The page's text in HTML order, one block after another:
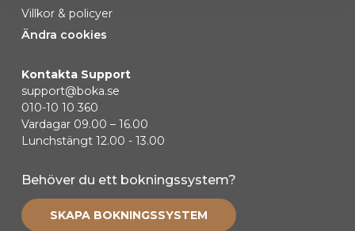
Villkor & policyer
Ändra cookies
Kontakta Support
support@boka.se
010-10 10 360
Vardagar 09.00 – 16.00
Lunchstängt 12.00 - 13.00
Behöver du ett bokningssystem?
SKAPA BOKNINGSSYSTEM